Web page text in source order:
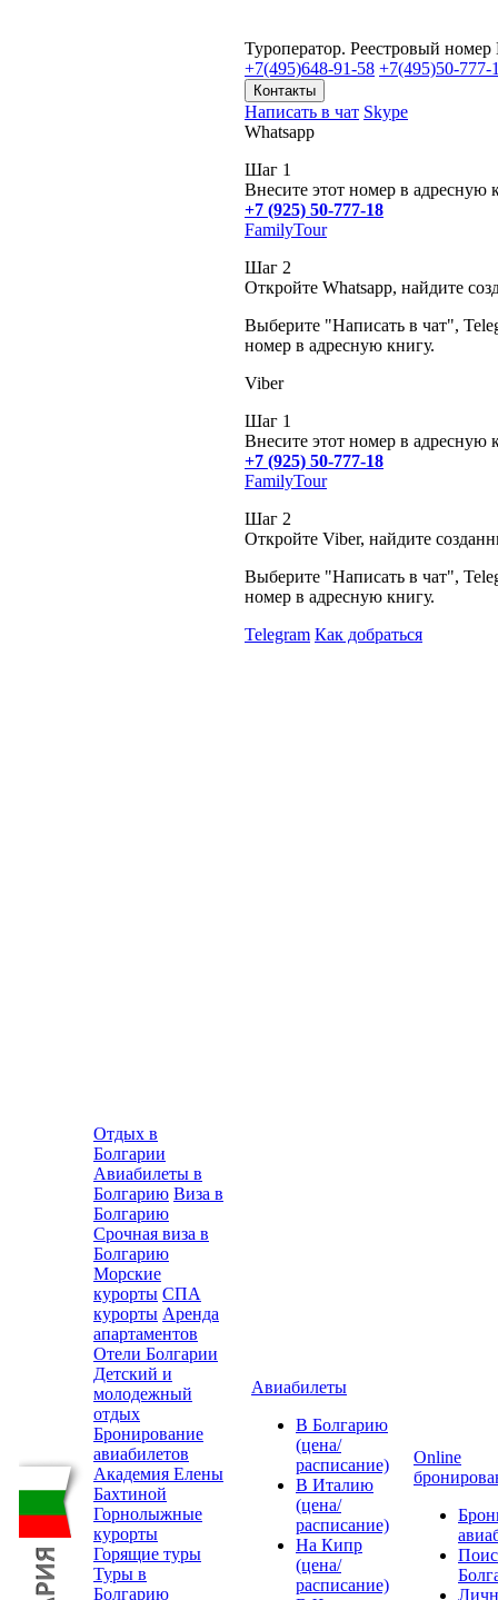
Туроператор. Реестровый
+7(495)648-91-58 +7(495)50-777-
Контакты
Написать в чат Skype
Whatsapp
Шаг 1
Внесите этот номер в адресную
+7 (925) 50-777-18
FamilyTour
Шаг 2
Откройте Whatsapp, найдите
Выберите "Написать в чат",
номер в адресную книгу.
Viber
Шаг 1
Внесите этот номер в адресную
+7 (925) 50-777-18
FamilyTour
Шаг 2
Откройте Viber, найдите
Выберите "Написать в чат",
номер в адресную книгу.
Telegram Как добраться
Отдых в
Болгарии
Авиабилеты в
Болгарию Виза в
Болгарию
Срочная виза в
Болгарию
Морские
курорты СПА
курорты Аренда
апартаментов
Отели Болгарии
Детский и
молодежный
отдых
Бронирование
авиабилетов
Академия Елены
Бахтиной
Горнолыжные
курорты
Горящие туры
Туры в
Болгарию
Авиабилеты
В Болгарию
(цена/
расписание)
В Италию
(цена/
расписание)
На Кипр
(цена/
расписание)
Online